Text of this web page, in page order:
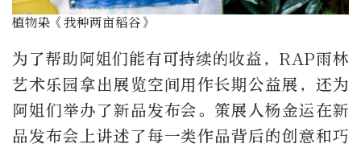
植物染《我种两亩稻谷》
为了帮助阿姐们能有可持续的收益，RAP雨林
艺术乐园拿出展览空间用作长期公益展，还为
阿姐们举办了新品发布会。策展人杨金运在新
品发布会上讲述了每一类作品背后的创意和巧